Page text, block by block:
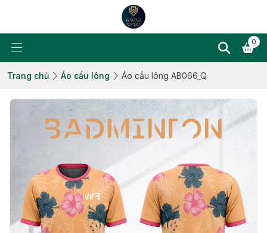
0
Trang chủ Áo cầu lông Áo cầu lông AB066_Q